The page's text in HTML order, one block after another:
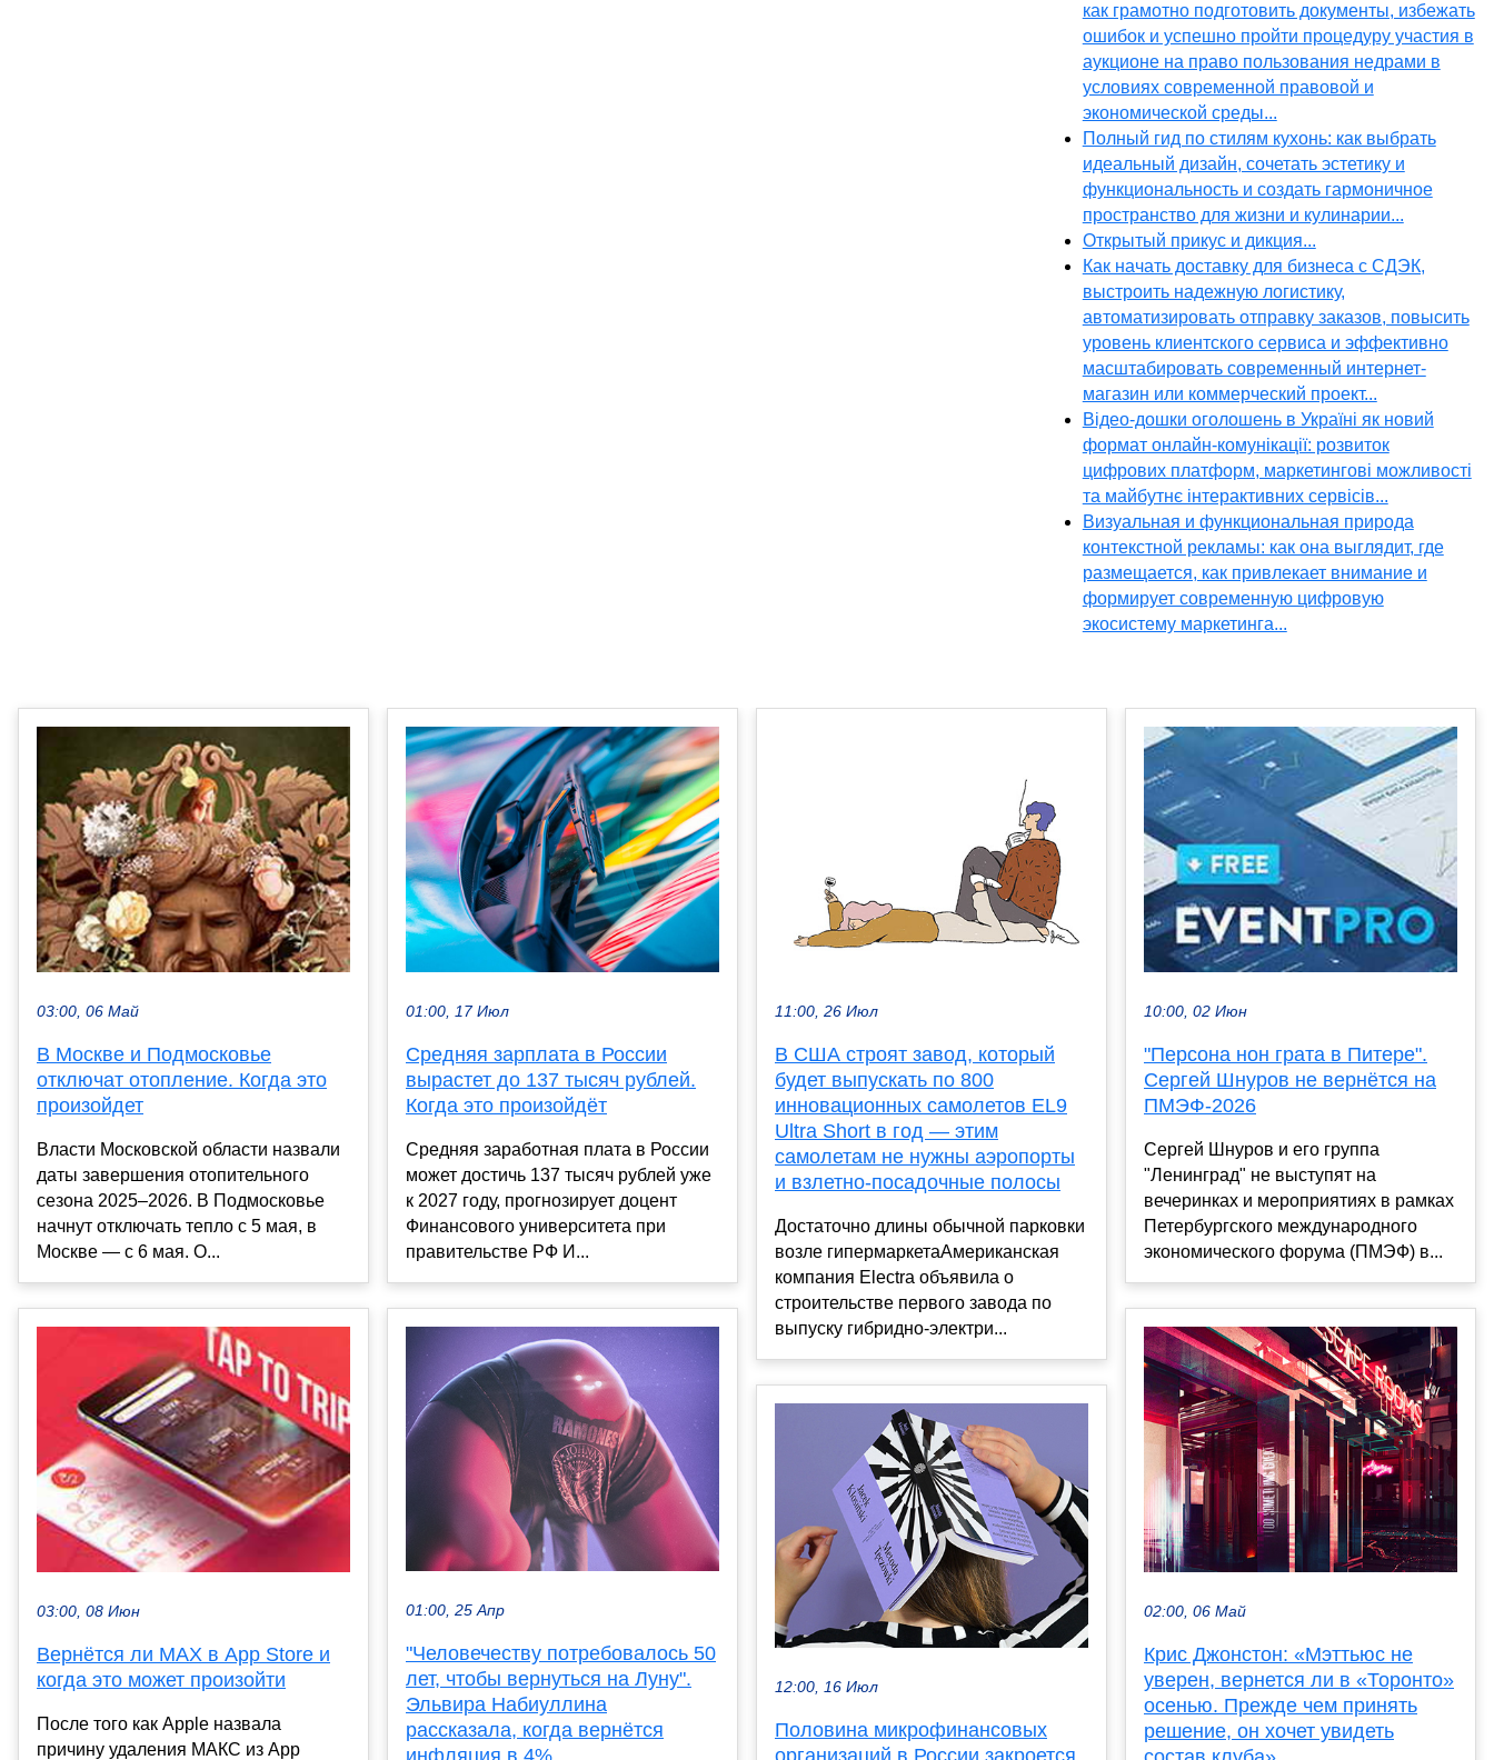
как грамотно подготовить документы, избежать
ошибок и успешно пройти процедуру участия в
аукционе на право пользования недрами в
условиях современной правовой и
экономической среды...
Полный гид по стилям кухонь: как выбрать
идеальный дизайн, сочетать эстетику и
функциональность и создать гармоничное
пространство для жизни и кулинарии...
Открытый прикус и дикция...
Как начать доставку для бизнеса с СДЭК,
выстроить надежную логистику,
автоматизировать отправку заказов, повысить
уровень клиентского сервиса и эффективно
масштабировать современный интернет-
магазин или коммерческий проект...
Відео-дошки оголошень в Україні як новий
формат онлайн-комунікації: розвиток
цифрових платформ, маркетингові можливості
та майбутнє інтерактивних сервісів...
Визуальная и функциональная природа
контекстной рекламы: как она выглядит, где
размещается, как привлекает внимание и
формирует современную цифровую
экосистему маркетинга...
03:00, 06 Май
В Москве и Подмосковье
отключат отопление. Когда это
произойдет
Власти Московской области назвали
даты завершения отопительного
сезона 2025–2026. В Подмосковье
начнут отключать тепло с 5 мая, в
Москве — с 6 мая. О...
03:00, 08 Июн
Вернётся ли MAX в App Store и
когда это может произойти
После того как Apple назвала
причину удаления МАКС из App
01:00, 17 Июл
Средняя зарплата в России
вырастет до 137 тысяч рублей.
Когда это произойдёт
Средняя заработная плата в России
может достичь 137 тысяч рублей уже
к 2027 году, прогнозирует доцент
Финансового университета при
правительстве РФ И...
01:00, 25 Апр
"Человечеству потребовалось 50
лет, чтобы вернуться на Луну".
Эльвира Набиуллина
рассказала, когда вернётся
11:00, 26 Июл
В США строят завод, который
будет выпускать по 800
инновационных самолетов EL9
Ultra Short в год — этим
самолетам не нужны аэропорты
и взлетно-посадочные полосы
Достаточно длины обычной парковки
возле гипермаркетаАмериканская
компания Electra объявила о
строительстве первого завода по
выпуску гибридно-электри...
12:00, 16 Июл
Половина микрофинансовых
10:00, 02 Июн
"Персона нон грата в Питере".
Сергей Шнуров не вернётся на
ПМЭФ-2026
Сергей Шнуров и его группа
"Ленинград" не выступят на
вечеринках и мероприятиях в рамках
Петербургского международного
экономического форума (ПМЭФ) в...
02:00, 06 Май
Крис Джонстон: «Мэттьюс не
уверен, вернется ли в «Торонто»
осенью. Прежде чем принять
решение, он хочет увидеть